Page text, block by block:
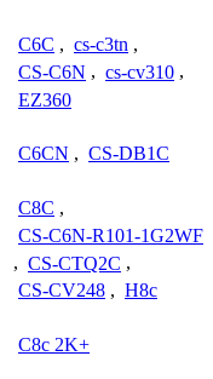
C6C , cs-c3tn ,
CS-C6N , cs-cv310 ,
EZ360
C6CN , CS-DB1C
C8C ,
CS-C6N-R101-1G2WF
, CS-CTQ2C ,
CS-CV248 , H8c
C8c 2K+